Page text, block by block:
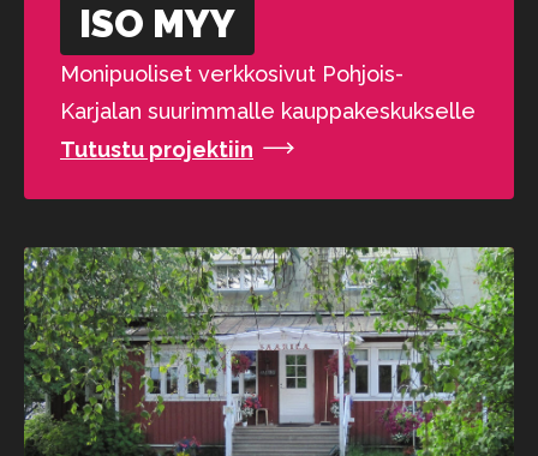
ISO MYY
Monipuoliset verkkosivut Pohjois-
Karjalan suurimmalle kauppakeskukselle
Tutustu projektiin